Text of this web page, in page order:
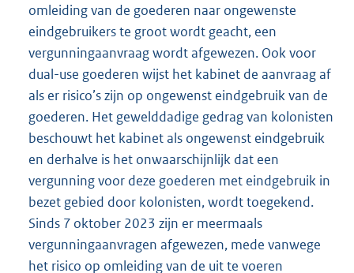
omleiding van de goederen naar ongewenste
eindgebruikers te groot wordt geacht, een
vergunningaanvraag wordt afgewezen. Ook voor
dual-use goederen wijst het kabinet de aanvraag af
als er risico’s zijn op ongewenst eindgebruik van de
goederen. Het gewelddadige gedrag van kolonisten
beschouwt het kabinet als ongewenst eindgebruik
en derhalve is het onwaarschijnlijk dat een
vergunning voor deze goederen met eindgebruik in
bezet gebied door kolonisten, wordt toegekend.
Sinds 7 oktober 2023 zijn er meermaals
vergunningaanvragen afgewezen, mede vanwege
het risico op omleiding van de uit te voeren